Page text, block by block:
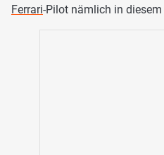
Ferrari-Pilot nämlich in